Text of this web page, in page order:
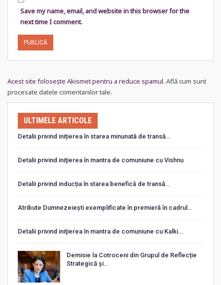
Save my name, email, and website in this browser for the
next time I comment.
Acest site folosește Akismet pentru a reduce spamul. Află cum sunt
procesate datele comentariilor tale.
ULTIMELE ARTICOLE
Detalii privind inițierea în starea minunată de transă…
Detalii privind iniţierea în mantra de comuniune cu Vishnu
Detalii privind inducția în starea benefică de transă…
Atribute Dumnezeiești exemplificate în premieră în cadrul…
Detalii privind iniţierea în mantra de comuniune cu Kalki…
Demisie la Cotroceni din Grupul de Reflecție
Strategică și…